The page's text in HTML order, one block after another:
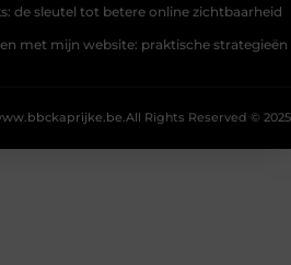
de sleutel tot betere online zichtbaarheid
met mijn website: praktische strategieën
All Rights Reserved © 2025